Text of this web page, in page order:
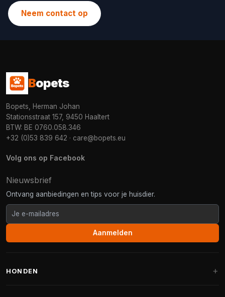
Neem contact op
Bopets
Bopets, Herman Johan
Stationsstraat 157, 9450 Haaltert
BTW: BE 0760.058.346
+32 (0)53 839 642 · care@bopets.eu
Volg ons op Facebook
Nieuwsbrief
Ontvang aanbiedingen en tips voor je huisdier.
Aanmelden
HONDEN